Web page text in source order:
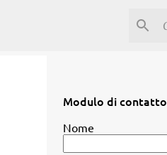
Modulo di contatto
Nome